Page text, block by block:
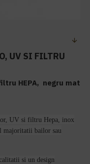
UV SI FILTRU
HEPA, negru mat
UV si filtru Hepa, inox
majoritatii bailor sau
si un design